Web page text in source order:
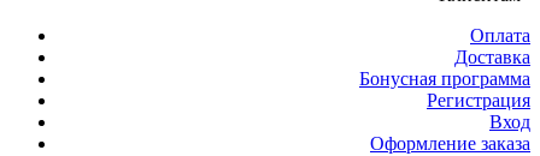
Оплата
Доставка
Бонусная программа
Регистрация
Вход
Оформление заказа